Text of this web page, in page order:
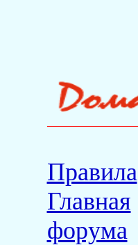
Правила
Главная
форума